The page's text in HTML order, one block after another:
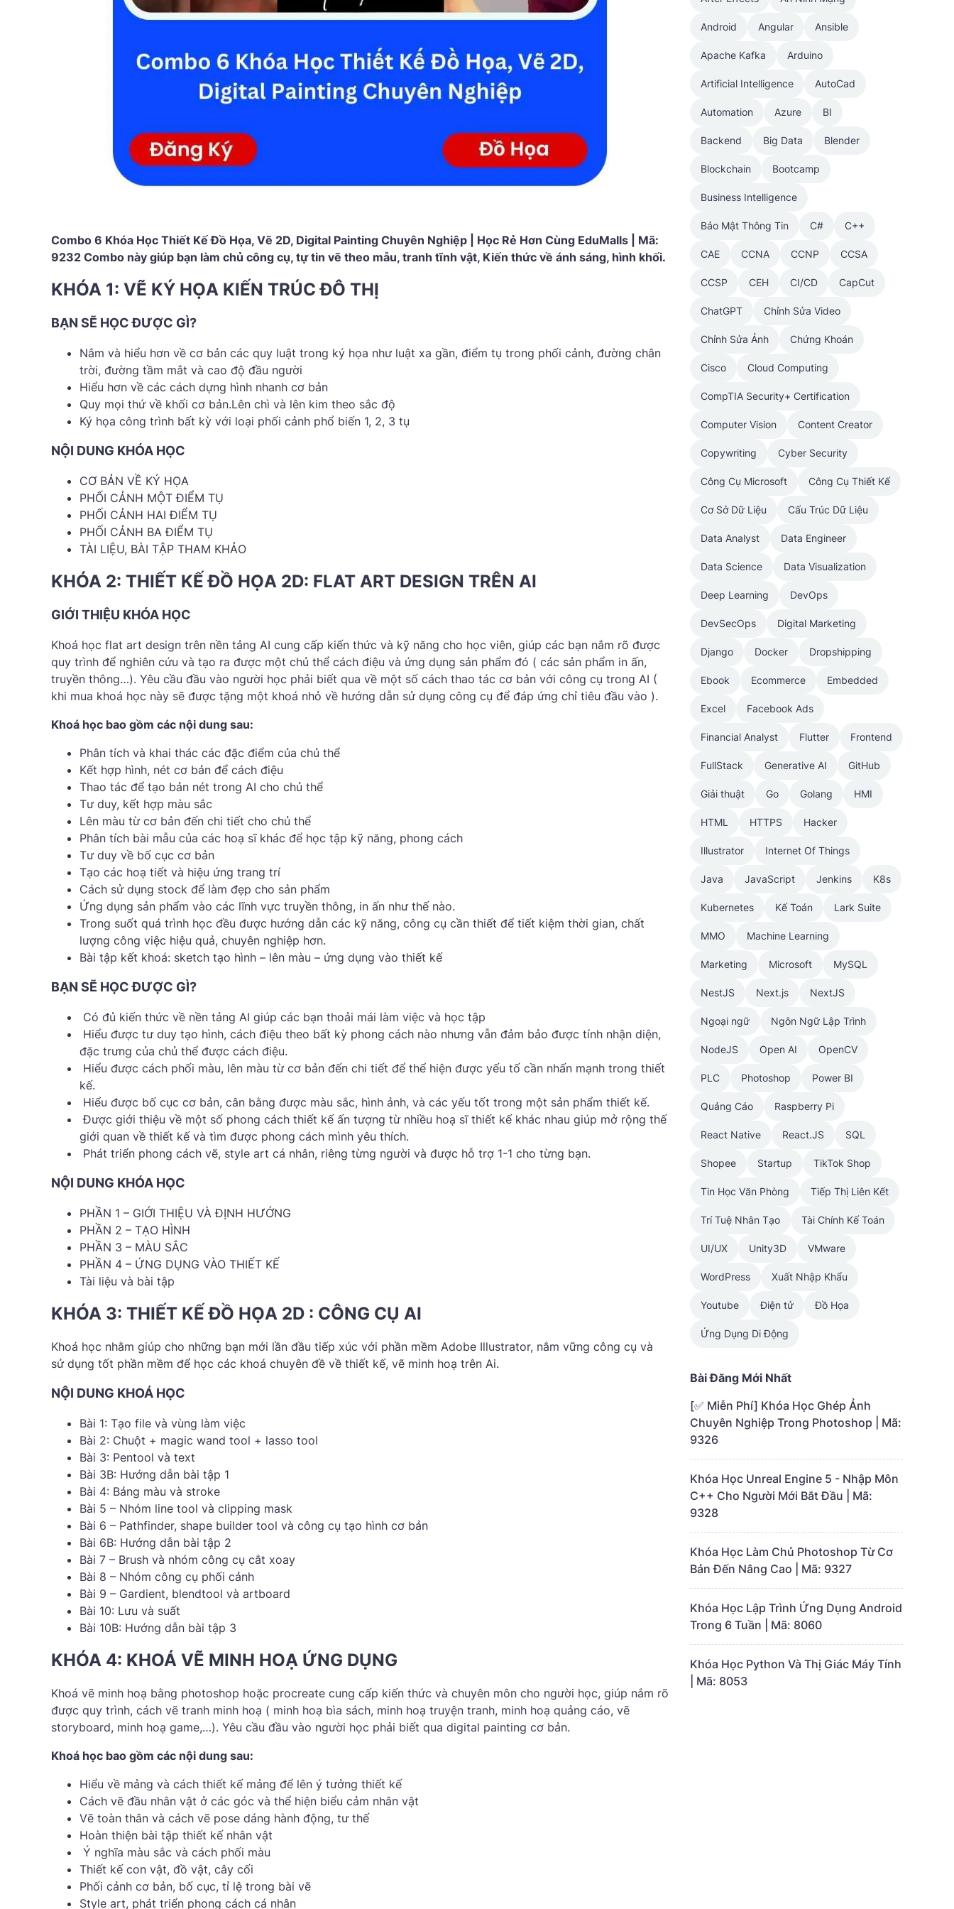
Combo 6 Khóa Học Thiết Kế Đồ Họa, Vẽ 2D, Digital Painting Chuyên Nghiệp | Học Rẻ Hơn Cùng EduMalls | Mã:
9232 Combo này giúp bạn làm chủ công cụ, tự tin vẽ theo mẫu, tranh tĩnh vật, Kiến thức về ánh sáng, hình khối.
KHÓA 1: VẼ KÝ HỌA KIẾN TRÚC ĐÔ THỊ
BẠN SẼ HỌC ĐƯỢC GÌ?
Nắm và hiểu hơn về cơ bản các quy luật trong ký họa như luật xa gần, điểm tụ trong phối cảnh, đường chân
trời, đường tầm mắt và cao độ đầu người
Hiểu hơn về các cách dựng hình nhanh cơ bản
Quy mọi thứ về khối cơ bản.Lên chì và lên kim theo sắc độ
Ký họa công trình bất kỳ với loại phối cảnh phổ biến 1, 2, 3 tụ
NỘI DUNG KHÓA HỌC
CƠ BẢN VỀ KÝ HỌA
PHỐI CẢNH MỘT ĐIỂM TỤ
PHỐI CẢNH HAI ĐIỂM TỤ
PHỐI CẢNH BA ĐIỂM TỤ
TÀI LIỆU, BÀI TẬP THAM KHẢO
KHÓA 2: THIẾT KẾ ĐỒ HỌA 2D: FLAT ART DESIGN TRÊN AI
GIỚI THIỆU KHÓA HỌC
Khoá học flat art design trên nền tảng AI cung cấp kiến thức và kỹ năng cho học viên, giúp các bạn nắm rõ được
quy trình để nghiên cứu và tạo ra được một chủ thể cách điệu và ứng dụng sản phẩm đó ( các sản phẩm in ấn,
truyền thông…). Yêu cầu đầu vào người học phải biết qua về một số cách thao tác cơ bản với công cụ trong AI (
khi mua khoá học này sẽ được tặng một khoá nhỏ về hướng dẫn sử dụng công cụ để đáp ứng chỉ tiêu đầu vào ).
Khoá học bao gồm các nội dung sau:
Phân tích và khai thác các đặc điểm của chủ thể
Kết hợp hình, nét cơ bản để cách điệu
Thao tác để tạo bản nét trong AI cho chủ thể
Tư duy, kết hợp màu sắc
Lên màu từ cơ bản đến chi tiết cho chủ thể
Phân tích bài mẫu của các hoạ sĩ khác để học tập kỹ năng, phong cách
Tư duy về bố cục cơ bản
Tạo các hoạ tiết và hiệu ứng trang trí
Cách sử dụng stock để làm đẹp cho sản phẩm
Ứng dụng sản phẩm vào các lĩnh vực truyền thông, in ấn như thế nào.
Trong suốt quá trình học đều được hướng dẫn các kỹ năng, công cụ cần thiết để tiết kiệm thời gian, chất
lượng công việc hiệu quả, chuyên nghiệp hơn.
Bài tập kết khoá: sketch tạo hình – lên màu – ứng dụng vào thiết kế
BẠN SẼ HỌC ĐƯỢC GÌ?
Có đủ kiến thức về nền tảng AI giúp các bạn thoải mái làm việc và học tập
Hiểu được tư duy tạo hình, cách điệu theo bất kỳ phong cách nào nhưng vẫn đảm bảo được tính nhận diện,
đặc trưng của chủ thể được cách điệu.
Hiểu được cách phối màu, lên màu từ cơ bản đến chi tiết để thể hiện được yếu tố cần nhấn mạnh trong thiết
kế.
Hiểu được bố cục cơ bản, cân bằng được màu sắc, hình ảnh, và các yếu tốt trong một sản phẩm thiết kế.
Được giới thiệu về một số phong cách thiết kế ấn tượng từ nhiều hoạ sĩ thiết kế khác nhau giúp mở rộng thế
giới quan về thiết kế và tìm được phong cách mình yêu thích.
Phát triển phong cách vẽ, style art cá nhân, riêng từng người và được hỗ trợ 1-1 cho từng bạn.
NỘI DUNG KHÓA HỌC
PHẦN 1 – GIỚI THIỆU VÀ ĐỊNH HƯỚNG
PHẦN 2 – TẠO HÌNH
PHẦN 3 – MÀU SẮC
PHẦN 4 – ỨNG DỤNG VÀO THIẾT KẾ
Tài liệu và bài tập
KHÓA 3: THIẾT KẾ ĐỒ HỌA 2D : CÔNG CỤ AI
Khoá học nhằm giúp cho những bạn mới lần đầu tiếp xúc với phần mềm Adobe Illustrator, nắm vững công cụ và
sử dụng tốt phần mềm để học các khoá chuyên đề về thiết kế, vẽ minh hoạ trên Ai.
NỘI DUNG KHOÁ HỌC
Bài 1: Tạo file và vùng làm việc
Bài 2: Chuột + magic wand tool + lasso tool
Bài 3: Pentool và text
Bài 3B: Hướng dẫn bài tập 1
Bài 4: Bảng màu và stroke
Bài 5 – Nhóm line tool và clipping mask
Bài 6 – Pathfinder, shape builder tool và công cụ tạo hình cơ bản
Bài 6B: Hướng dẫn bài tập 2
Bài 7 – Brush và nhóm công cụ cắt xoay
Bài 8 – Nhóm công cụ phối cảnh
Bài 9 – Gardient, blendtool và artboard
Bài 10: Lưu và suất
Bài 10B: Hướng dẫn bài tập 3
KHÓA 4: KHOÁ VẼ MINH HOẠ ỨNG DỤNG
Khoá vẽ minh hoạ bằng photoshop hoặc procreate cung cấp kiến thức và chuyên môn cho người học, giúp nắm rõ
được quy trình, cách vẽ tranh minh hoạ ( minh hoạ bìa sách, minh hoạ truyện tranh, minh hoạ quảng cáo, vẽ
storyboard, minh hoạ game,…). Yêu cầu đầu vào người học phải biết qua digital painting cơ bản.
Khoá học bao gồm các nội dung sau:
Hiểu về mảng và cách thiết kế mảng để lên ý tưởng thiết kế
Cách vẽ đầu nhân vật ở các góc và thể hiện biểu cảm nhân vật
Vẽ toàn thân và cách vẽ pose dáng hành động, tư thế
Hoàn thiện bài tập thiết kế nhân vật
Ý nghĩa màu sắc và cách phối màu
Thiết kế con vật, đồ vật, cây cối
Phối cảnh cơ bản, bố cục, tỉ lệ trong bài vẽ
Style art, phát triển phong cách cá nhân
Android Angular Ansible
Apache Kafka Arduino
Artificial Intelligence AutoCad
Automation Azure BI
Backend Big Data Blender
Blockchain Bootcamp
Business Intelligence
Bảo Mật Thông Tin C# C++
CAE CCNA CCNP CCSA
CCSP CEH CI/CD CapCut
ChatGPT Chỉnh Sửa Video
Chỉnh Sửa Ảnh Chứng Khoán
Cisco Cloud Computing
CompTIA Security+ Certification
Computer Vision Content Creator
Copywriting Cyber Security
Công Cụ Microsoft Công Cụ Thiết Kế
Cơ Sở Dữ Liệu Cấu Trúc Dữ Liệu
Data Analyst Data Engineer
Data Science Data Visualization
Deep Learning DevOps
DevSecOps Digital Marketing
Django Docker Dropshipping
Ebook Ecommerce Embedded
Excel Facebook Ads
Financial Analyst Flutter Frontend
FullStack Generative AI GitHub
Giải thuật Go Golang HMI
HTML HTTPS Hacker
Illustrator Internet Of Things
Java JavaScript Jenkins K8s
Kubernetes Kế Toán Lark Suite
MMO Machine Learning
Marketing Microsoft MySQL
NestJS Next.js NextJS
Ngoại ngữ Ngôn Ngữ Lập Trình
NodeJS Open AI OpenCV
PLC Photoshop Power BI
Quảng Cáo Raspberry Pi
React Native React.JS SQL
Shopee Startup TikTok Shop
Tin Học Văn Phòng Tiếp Thị Liên Kết
Trí Tuệ Nhân Tạo Tài Chính Kế Toán
UI/UX Unity3D VMware
WordPress Xuất Nhập Khẩu
Youtube Điện tử Đồ Họa
Ứng Dụng Di Động
Bài Đăng Mới Nhất
[✅ Miễn Phí] Khóa Học Ghép Ảnh
Chuyên Nghiệp Trong Photoshop | Mã:
9326
Khóa Học Unreal Engine 5 - Nhập Môn
C++ Cho Người Mới Bắt Đầu | Mã:
9328
Khóa Học Làm Chủ Photoshop Từ Cơ
Bản Đến Nâng Cao | Mã: 9327
Khóa Học Lập Trình Ứng Dụng Android
Trong 6 Tuần | Mã: 8060
Khóa Học Python Và Thị Giác Máy Tính
| Mã: 8053